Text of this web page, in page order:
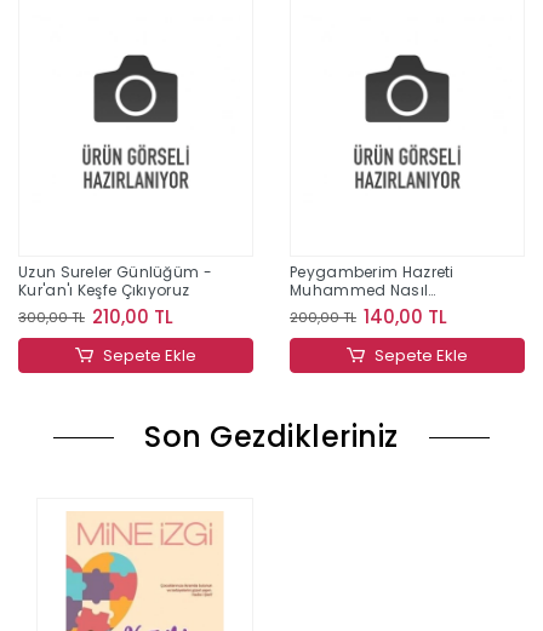
Uzun Sureler Günlüğüm -
Kur'an'ı Keşfe Çıkıyoruz
300,00 TL 210,00 TL
Sepete Ekle
Peygamberim Hazreti
Muhammed Nasıl
Biriydi?;Eren'in Akıllıca
Soruları
200,00 TL 140,00 TL
Sepete Ekle
Son Gezdikleriniz